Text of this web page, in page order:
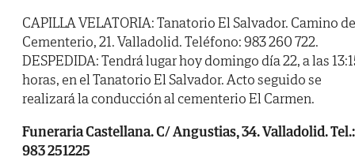
CAPILLA VELATORIA: Tanatorio El Salvador. Camino
Cementerio, 21. Valladolid. Teléfono: 983 260 722.
DESPEDIDA: Tendrá lugar hoy domingo día 22, a las
horas, en el Tanatorio El Salvador. Acto seguido se
realizará la conducción al cementerio El Carmen.
Funeraria Castellana. C/ Angustias, 34. Valladolid. Tel.:
983 251225